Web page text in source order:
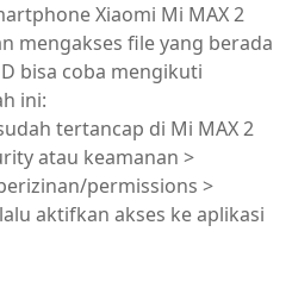
Xiaomi Mi MAX 2
mengakses file yang berada
bisa coba mengikuti
ini:
tertancap di Mi MAX 2
atau keamanan >
permissions >
aktifkan akses ke aplikasi